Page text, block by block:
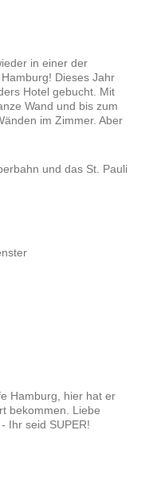
in einer der
Dieses Jahr
Hotel gebucht. Mit
Wand und bis zum
im Zimmer. Aber
und das St. Pauli
Hamburg, hier hat er
bekommen. Liebe
Ihr seid SUPER!